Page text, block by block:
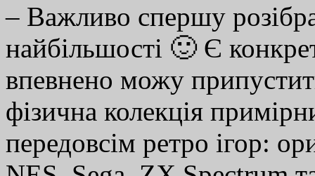
– Важливо спершу
найбільшості 🙂 Є
впевнено можу
фізична колекція
передовсім ретро ігор: